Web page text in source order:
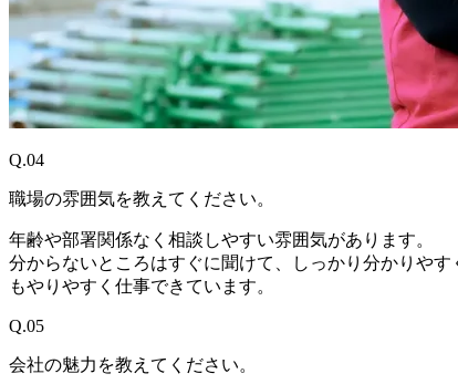
Q.04
職場の雰囲気を教えてください。
年齢や部署関係なく相談しやすい雰囲気があります。
分からないところはすぐに聞けて、しっかり分かりや
もやりやすく仕事できています。
Q.05
会社の魅力を教えてください。